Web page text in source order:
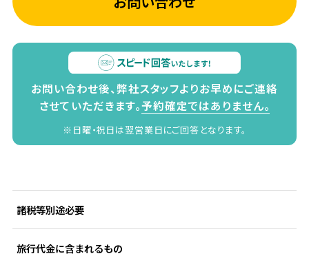
お問い合わせ後、弊社スタッフよりお早めにご連絡
させていただきます。予約確定ではありません。
※日曜・祝日は翌営業日にご回答となります。
諸税等別途必要
旅行代金に含まれるもの